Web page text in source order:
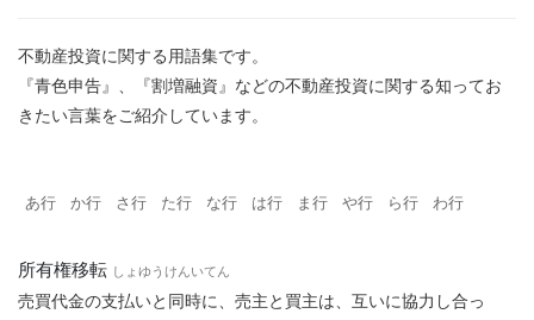
不動産投資に関する用語集です。
『青色申告』、『割増融資』などの不動産投資に関する知ってお
きたい言葉をご紹介しています。
あ行 か行 さ行 た行 な行 は行 ま行 や行 ら行 わ行
所有権移転 しょゆうけんいてん
売買代金の支払いと同時に、売主と買主は、互いに協力し合っ